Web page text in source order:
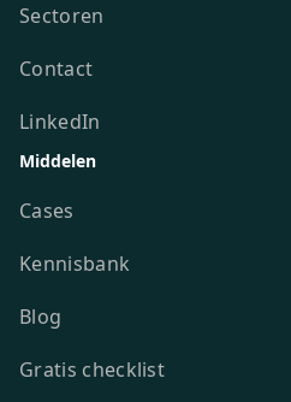
Sectoren
Contact
LinkedIn
Middelen
Cases
Kennisbank
Blog
Gratis checklist